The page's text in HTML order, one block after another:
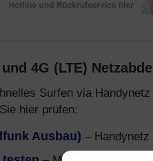
4G (LTE)
Surfen via
hier prüfen:
Ausbau) –